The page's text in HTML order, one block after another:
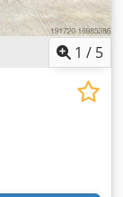
1 / 5